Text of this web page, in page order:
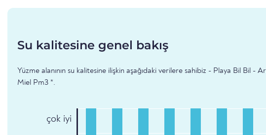
Su kalitesine genel bakış
Yüzme alanının su kalitesine ilişkin aşağıdaki verilere sahibiz - Playa Bil Bil -
Miel Pm3 *.
çok iyi